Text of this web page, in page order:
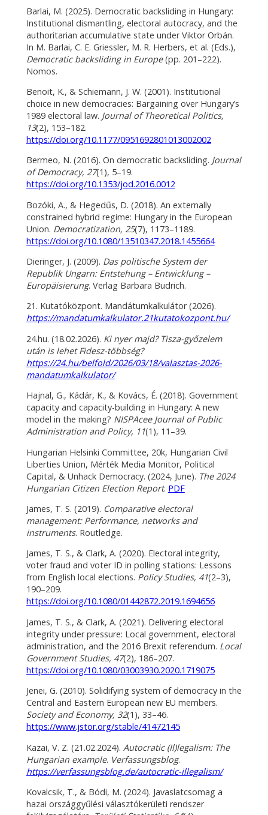
Barlai, M. (2025). Democratic backsliding in Hungary:
Institutional dismantling, electoral autocracy, and the
authoritarian accumulative state under Viktor Orbán.
In M. Barlai, C. E. Griessler, M. R. Herbers, et al. (Eds.),
Democratic backsliding in Europe(pp. 201–222).
Nomos.
Benoit, K., & Schiemann, J. W. (2001). Institutional
choice in new democracies: Bargaining over Hungary’s
1989 electoral law. Journal of Theoretical Politics,
13(2), 153–182.
https://doi.org/10.1177/0951692801013002002
Bermeo, N. (2016). On democratic backsliding. Journal
of Democracy, 27(1), 5–19.
https://doi.org/10.1353/jod.2016.0012
Bozóki, A., & Hegedűs, D. (2018). An externally
constrained hybrid regime: Hungary in the European
Union. Democratization, 25(7), 1173–1189.
https://doi.org/10.1080/13510347.2018.1455664
Dieringer, J. (2009). Das politische System der
Republik Ungarn: Entstehung – Entwicklung –
Europäisierung. Verlag Barbara Budrich.
21. Kutatóközpont. Mandátumkalkulátor (2026).
https://mandatumkalkulator.21kutatokozpont.hu/
24.hu. (18.02.2026). Ki nyer majd? Tisza-győzelem
után is lehet Fidesz-többség?
https://24.hu/belfold/2026/03/18/valasztas-2026-
mandatumkalkulator/
Hajnal, G., Kádár, K., & Kovács, É. (2018). Government
capacity and capacity-building in Hungary: A new
model in the making? NISPAcee Journal of Public
Administration and Policy, 11(1), 11–39.
Hungarian Helsinki Committee, 20k, Hungarian Civil
Liberties Union, Mérték Media Monitor, Political
Capital, & Unhack Democracy. (2024, June). The 2024
Hungarian Citizen Election Report. PDF
James, T. S. (2019). Comparative electoral
management: Performance, networks and
instruments. Routledge.
James, T. S., & Clark, A. (2020). Electoral integrity,
voter fraud and voter ID in polling stations: Lessons
from English local elections. Policy Studies, 41(2–3),
190–209.
https://doi.org/10.1080/01442872.2019.1694656
James, T. S., & Clark, A. (2021). Delivering electoral
integrity under pressure: Local government, electoral
administration, and the 2016 Brexit referendum. Local
Government Studies, 47(2), 186–207.
https://doi.org/10.1080/03003930.2020.1719075
Jenei, G. (2010). Solidifying system of democracy in the
Central and Eastern European new EU members.
Society and Economy, 32(1), 33–46.
https://www.jstor.org/stable/41472145
Kazai, V. Z. (21.02.2024). Autocratic (Il)legalism: The
Hungarian example. Verfassungsblog.
https://verfassungsblog.de/autocratic-illegalism/
Kovalcsik, T., & Bódi, M. (2024). Javaslatcsomag a
hazai országgyűlési választókerületi rendszer